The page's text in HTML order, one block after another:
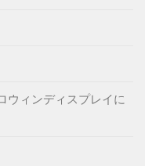
ウィンディスプレイに